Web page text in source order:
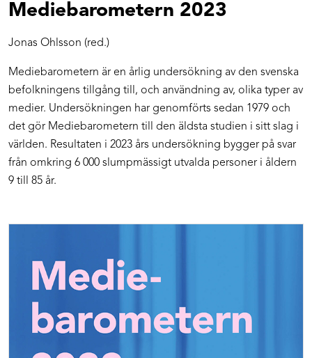
Mediebarometern 2023
Jonas Ohlsson (red.)
Mediebarometern är en årlig undersökning av den svenska
befolkningens tillgång till, och användning av, olika typer av
medier. Undersökningen har genomförts sedan 1979 och
det gör Mediebarometern till den äldsta studien i sitt slag i
världen. Resultaten i 2023 års undersökning bygger på svar
från omkring 6 000 slumpmässigt utvalda personer i åldern
9 till 85 år.